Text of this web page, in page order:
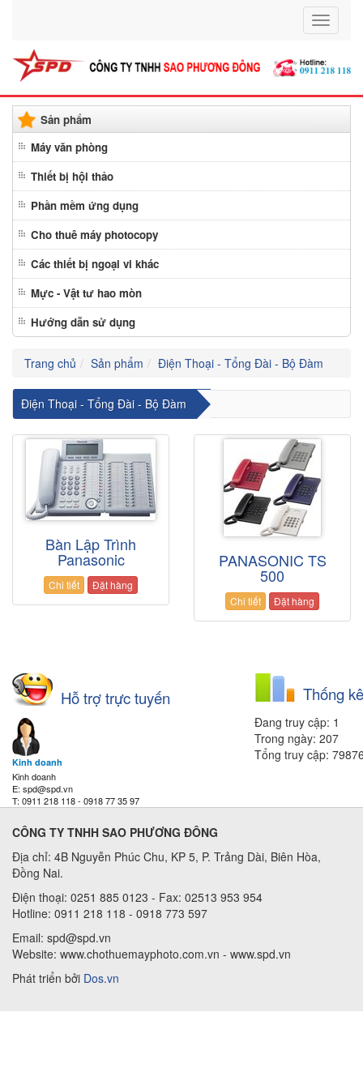
Toggle
Sản phẩm
Máy văn phòng
Thiết bị hội thảo
Phần mềm ứng dụng
Cho thuê máy photocopy
Các thiết bị ngoại vi khác
Mực - Vật tư hao mòn
Hướng dẫn sử dụng
Trang chủ Sản phẩm Điện Thoại - Tổng Đài - Bộ Đàm
Điện Thoại - Tổng Đài - Bộ Đàm
Bàn Lập Trình
Panasonic
Chi tiết Đặt hàng
PANASONIC TS
500
Chi tiết Đặt hàng
Hỗ trợ trực tuyến
Kinh doanh
Kinh doanh
E: spd@spd.vn
T: 0911 218 118 - 0918 77 35 97
Thống
Đang truy cập: 1
Trong ngày: 207
Tổng truy cập:
CÔNG TY TNHH SAO PHƯƠNG ĐÔNG
Địa chỉ: 4B Nguyễn Phúc Chu, KP 5, P. Trảng Dài, Biên Hòa,
Đồng Nai.
Điện thoại: 0251 885 0123 - Fax: 02513 953 954
Hotline: 0911 218 118 - 0918 773 597
Email: spd@spd.vn
Website: www.chothuemayphoto.com.vn - www.spd.vn
Phát triển bởi Dos.vn